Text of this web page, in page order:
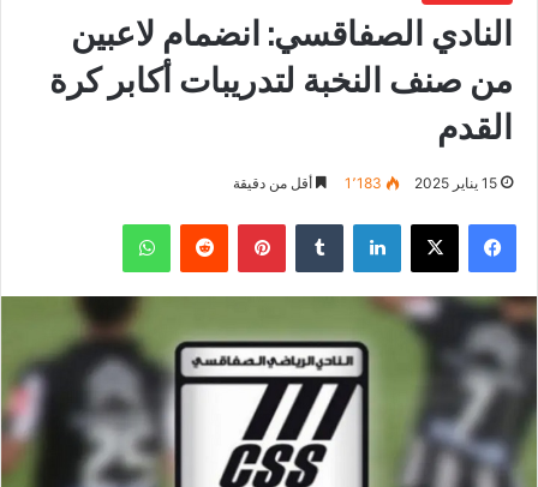
النادي الصفاقسي: انضمام لاعبين
من صنف النخبة لتدريبات أكابر كرة
القدم
15 يناير 2025 1٬183 أقل من دقيقة
فيسبوك ‫X لينكدإن بينتيريست واتساب